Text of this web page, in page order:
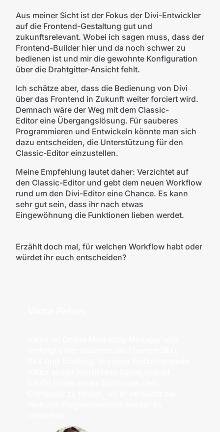
Aus meiner Sicht ist der Fokus der Divi-Entwickler
auf die Frontend-Gestaltung gut und
zukunftsrelevant. Wobei ich sagen muss, dass der
Frontend-Builder hier und da noch schwer zu
bedienen ist und mir die gewohnte Konfiguration
über die Drahtgitter-Ansicht fehlt.
Ich schätze aber, dass die Bedienung von Divi
über das Frontend in Zukunft weiter forciert wird.
Demnach wäre der Weg mit dem Classic-
Editor eine Übergangslösung. Für sauberes
Programmieren und Entwickeln könnte man sich
dazu entscheiden, die Unterstützung für den
Classic-Editor einzustellen.
Meine Empfehlung lautet daher: Verzichtet auf
den Classic-Editor und gebt dem neuen Workflow
rund um den Divi-Editor eine Chance. Es kann
sehr gut sein, dass ihr nach etwas
Eingewöhnung die Funktionen lieben werdet.
Erzählt doch mal, für welchen Workflow habt oder
würdet ihr euch entscheiden?